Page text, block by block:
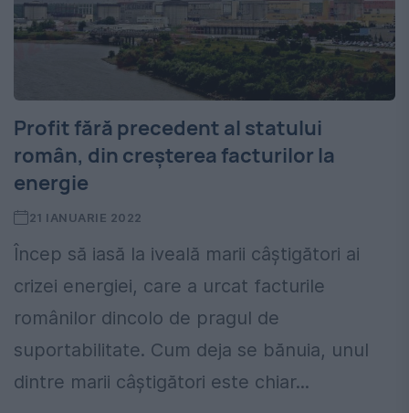
Profit fără precedent al statului
român, din creșterea facturilor la
energie
21 IANUARIE 2022
Încep să iasă la iveală marii câștigători ai
crizei energiei, care a urcat facturile
românilor dincolo de pragul de
suportabilitate. Cum deja se bănuia, unul
dintre marii câștigători este chiar...